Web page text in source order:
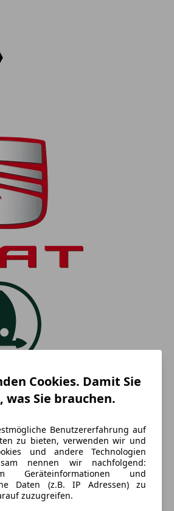
Cookies. Damit Sie
was Sie brauchen.
Benutzererfahrung auf
zu bieten, verwenden wir und
und andere Technologien
nennen wir nachfolgend:
Geräteinformationen und
Daten (z.B. IP Adressen) zu
zuzugreifen.